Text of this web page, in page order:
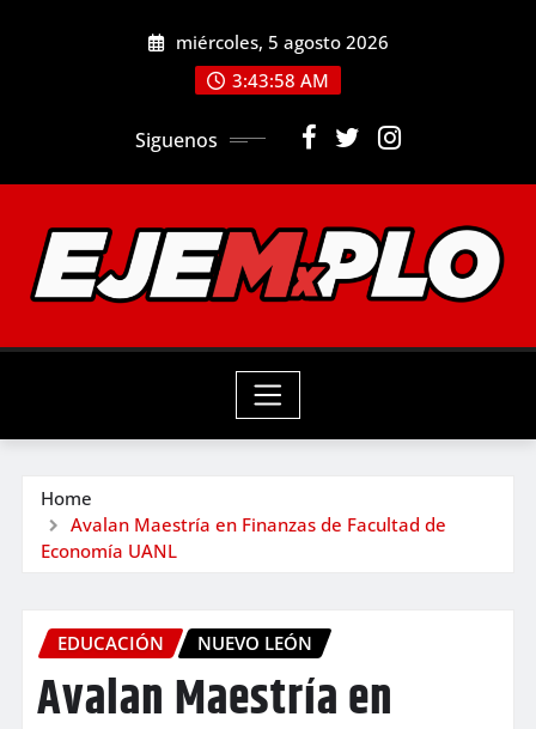
miércoles, 5 agosto 2026
3:44:00 AM
Siguenos
Home
Avalan Maestría en Finanzas de Facultad de
Economía UANL
EDUCACIÓN NUEVO LEÓN
Avalan Maestría en